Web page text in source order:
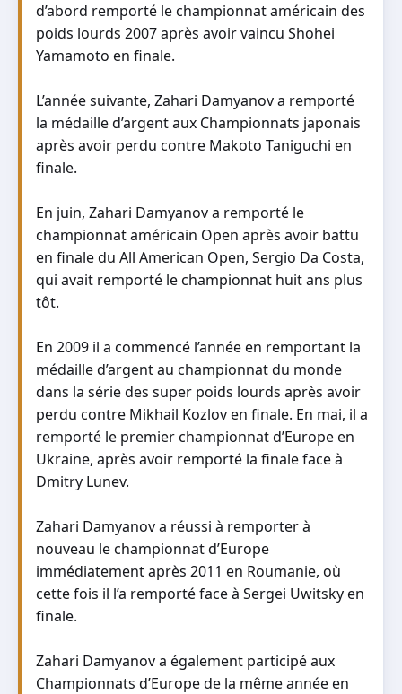
d’abord remporté le championnat américain des
poids lourds 2007 après avoir vaincu Shohei
Yamamoto en finale.
L’année suivante, Zahari Damyanov a remporté
la médaille d’argent aux Championnats japonais
après avoir perdu contre Makoto Taniguchi en
finale.
En juin, Zahari Damyanov a remporté le
championnat américain Open après avoir battu
en finale du All American Open, Sergio Da Costa,
qui avait remporté le championnat huit ans plus
tôt.
En 2009 il a commencé l’année en remportant la
médaille d’argent au championnat du monde
dans la série des super poids lourds après avoir
perdu contre Mikhail Kozlov en finale. En mai, il a
remporté le premier championnat d’Europe en
Ukraine, après avoir remporté la finale face à
Dmitry Lunev.
Zahari Damyanov a réussi à remporter à
nouveau le championnat d’Europe
immédiatement après 2011 en Roumanie, où
cette fois il l’a remporté face à Sergei Uwitsky en
finale.
Zahari Damyanov a également participé aux
Championnats d’Europe de la même année en